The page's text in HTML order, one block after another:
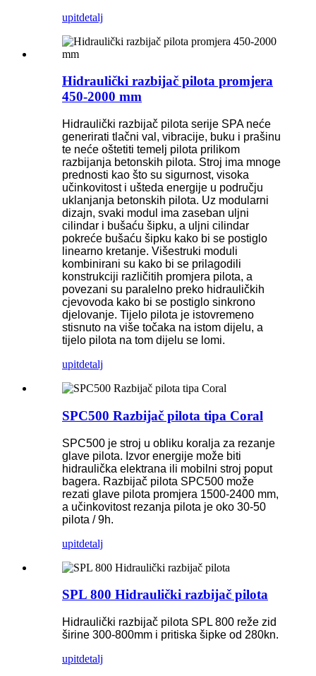
upitdetalj
Hidraulički razbijač pilota promjera
450-2000 mm
Hidraulički razbijač pilota serije SPA neće
generirati tlačni val, vibracije, buku i prašinu
te neće oštetiti temelj pilota prilikom
razbijanja betonskih pilota. Stroj ima mnoge
prednosti kao što su sigurnost, visoka
učinkovitost i ušteda energije u području
uklanjanja betonskih pilota. Uz modularni
dizajn, svaki modul ima zaseban uljni
cilindar i bušaću šipku, a uljni cilindar
pokreće bušaću šipku kako bi se postiglo
linearno kretanje. Višestruki moduli
kombinirani su kako bi se prilagodili
konstrukciji različitih promjera pilota, a
povezani su paralelno preko hidrauličkih
cjevovoda kako bi se postiglo sinkrono
djelovanje. Tijelo pilota je istovremeno
stisnuto na više točaka na istom dijelu, a
tijelo pilota na tom dijelu se lomi.
upitdetalj
SPC500 Razbijač pilota tipa Coral
SPC500 je stroj u obliku koralja za rezanje
glave pilota. Izvor energije može biti
hidraulička elektrana ili mobilni stroj poput
bagera. Razbijač pilota SPC500 može
rezati glave pilota promjera 1500-2400 mm,
a učinkovitost rezanja pilota je oko 30-50
pilota / 9h.
upitdetalj
SPL 800 Hidraulički razbijač pilota
Hidraulički razbijač pilota SPL 800 reže zid
širine 300-800mm i pritiska šipke od 280kn.
upitdetalj